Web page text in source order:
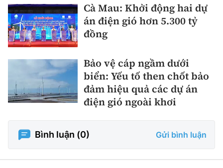
Cà Mau: Khởi động hai dự
án điện gió hơn 5.300 tỷ
đồng
Bảo vệ cáp ngầm dưới
biển: Yếu tố then chốt bảo
đảm hiệu quả các dự án
điện gió ngoài khơi
Bình luận (0) Gửi bình luận